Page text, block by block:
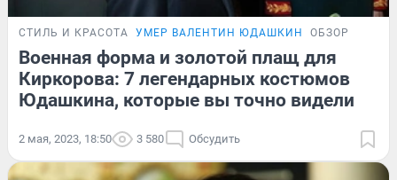
СТИЛЬ И КРАСОТА УМЕР ВАЛЕНТИН ЮДАШКИН ОБЗОР
Военная форма и золотой плащ для
Киркорова: 7 легендарных костюмов
Юдашкина, которые вы точно видели
2 мая, 2023, 18:50 3 580 Обсудить